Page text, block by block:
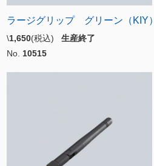
ラージグリップ グリーン（KIY）
\1,650(税込) 生産終了
No. 10515